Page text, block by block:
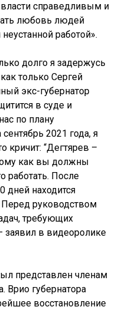
справедливым и
любовь людей
работой».
долго я задержусь
только Сергей
экс-губернатор
в суде и
по плану
2021 года, я
кричит: “Дегтярев –
как вы должны
работать. После
дней находится
Перед руководством
требующих
заявил в видеоролике
представлен членам
Врио губернатора
восстановление